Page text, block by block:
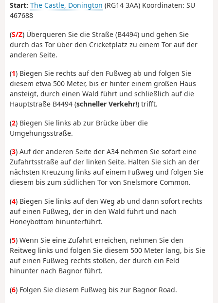
Start: The Castle, Donington (RG14 3AA) Koordinaten: SU
467688
(S/Z) Überqueren Sie die Straße (B4494) und gehen Sie
durch das Tor über den Cricketplatz zu einem Tor auf der
anderen Seite.
(1) Biegen Sie rechts auf den Fußweg ab und folgen Sie
diesem etwa 500 Meter, bis er hinter einem großen Haus
ansteigt, durch einen Wald führt und schließlich auf die
Hauptstraße B4494 (schneller Verkehr!) trifft.
(2) Biegen Sie links ab zur Brücke über die
Umgehungsstraße.
(3) Auf der anderen Seite der A34 nehmen Sie sofort eine
Zufahrtsstraße auf der linken Seite. Halten Sie sich an der
nächsten Kreuzung links auf einem Fußweg und folgen Sie
diesem bis zum südlichen Tor von Snelsmore Common.
(4) Biegen Sie links auf den Weg ab und dann sofort rechts
auf einen Fußweg, der in den Wald führt und nach
Honeybottom hinunterführt.
(5) Wenn Sie eine Zufahrt erreichen, nehmen Sie den
Reitweg links und folgen Sie diesem 500 Meter lang, bis Sie
auf einen Fußweg rechts stoßen, der durch ein Feld
hinunter nach Bagnor führt.
(6) Folgen Sie diesem Fußweg bis zur Bagnor Road.